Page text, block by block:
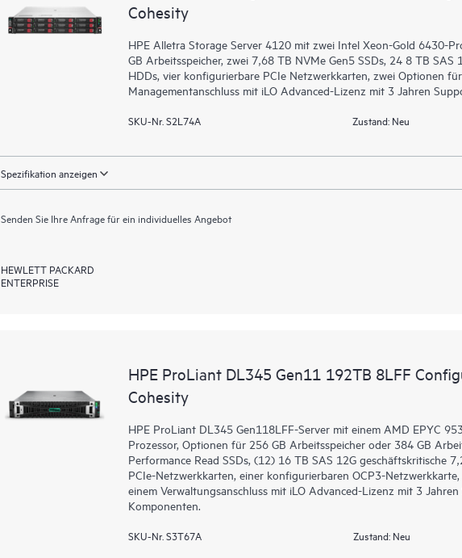
Cohesity
HPE Alletra Storage Server 4120 mit zwei Intel Xeon-Gold 6430-
GB Arbeitsspeicher, zwei 7,68 TB NVMe Gen5 SSDs, 24 8 TB SAS
HDDs, vier konfigurierbare PCIe Netzwerkkarten, zwei Optionen
Managementanschluss mit iLO Advanced-Lizenz mit 3 Jahren
SKU-Nr. S2L74A Zustand: Neu
Spezifikation anzeigen
Senden Sie Ihre Anfrage für ein individuelles Angebot
HEWLETT PACKARD
ENTERPRISE
HPE ProLiant DL345 Gen11 192TB 8LFF
Cohesity
HPE ProLiant DL345 Gen118LFF-Server mit einem AMD EPYC
Prozessor, Optionen für 256 GB Arbeitsspeicher oder 384 GB
Performance Read SSDs, (12) 16 TB SAS 12G geschäftskritische
PCIe-Netzwerkkarten, einer konfigurierbaren OCP3-
einem Verwaltungsanschluss mit iLO Advanced-Lizenz mit 3
Komponenten.
SKU-Nr. S3T67A Zustand:Neu